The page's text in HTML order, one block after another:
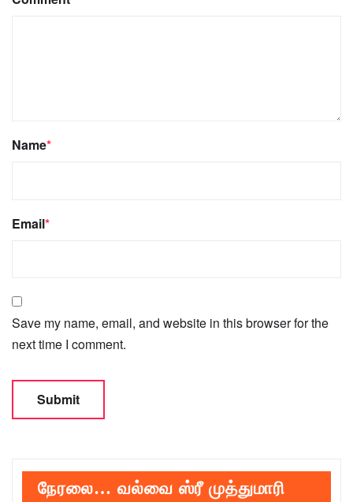
Name*
Email*
Save my name, email, and website in this browser for the
next time I comment.
நேரலை… வல்வை ஸ்ரீ முத்துமாரி